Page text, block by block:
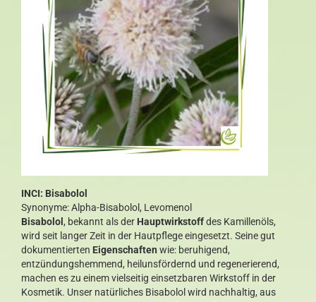
INCI: Bisabolol
Synonyme: Alpha-Bisabolol, Levomenol
Bisabolol , bekannt als der Hauptwirkstoffdes Kamillenöls,
wird seit langer Zeit in der Hautpflege eingesetzt. Seine gut
dokumentierten Eigenschaften wie: beruhigend,
entzündungshemmend, heilunsfördernd und regenerierend,
machen es zu einem vielseitig einsetzbaren Wirkstoff in der
Kosmetik. Unser natürliches Bisabolol wird nachhaltig, aus